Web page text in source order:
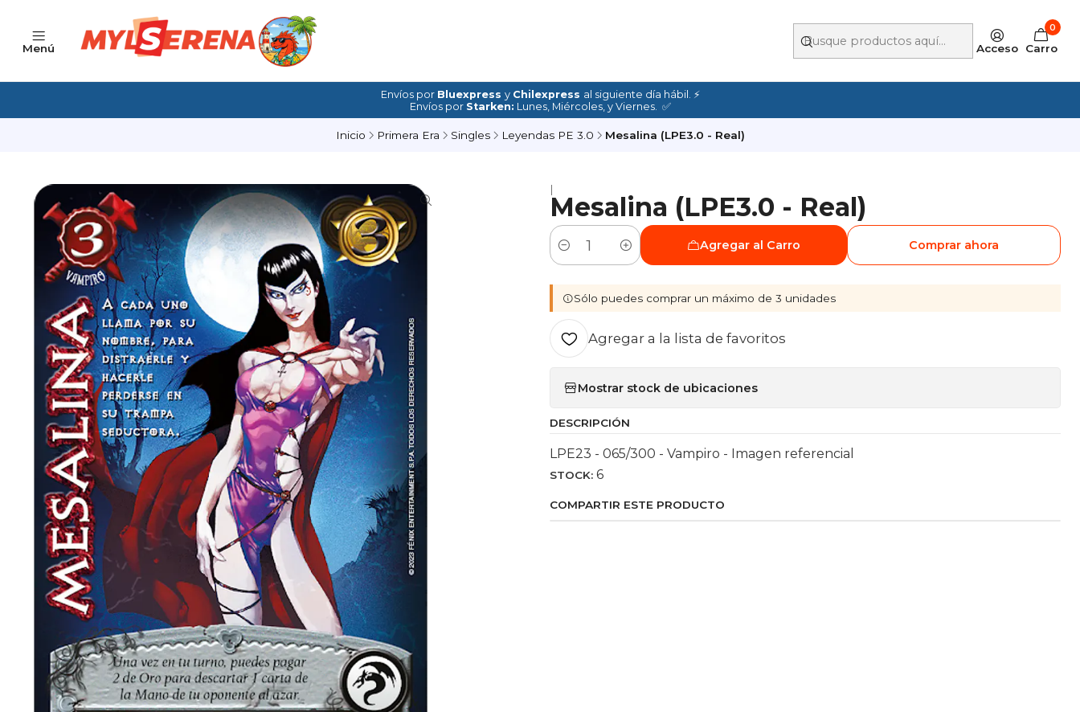
Menú Acceso
0
Carro
Envíos por Bluexpress y Chilexpress al siguiente día hábil. ⚡
Envíos por Starken: Lunes, Miércoles, y Viernes. ✅
Inicio Primera Era Singles Leyendas PE 3.0 Mesalina (LPE3.0 - Real)
|
Mesalina (LPE3.0 - Real)
Cantidad
Agregar al Carro Comprar ahora
Sólo puedes comprar un máximo de 3 unidades
Agregar a la lista de favoritos
Mostrar stock de ubicaciones
DESCRIPCIÓN
LPE23 - 065/300 - Vampiro - Imagen referencial
STOCK: 6
COMPARTIR ESTE PRODUCTO